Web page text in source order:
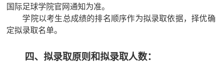
国际足球学院官网通知为准。
学院以考生总成绩的排名顺序作为拟录取依据，择优确
定拟录取名单。
四、拟录取原则和拟录取人数：